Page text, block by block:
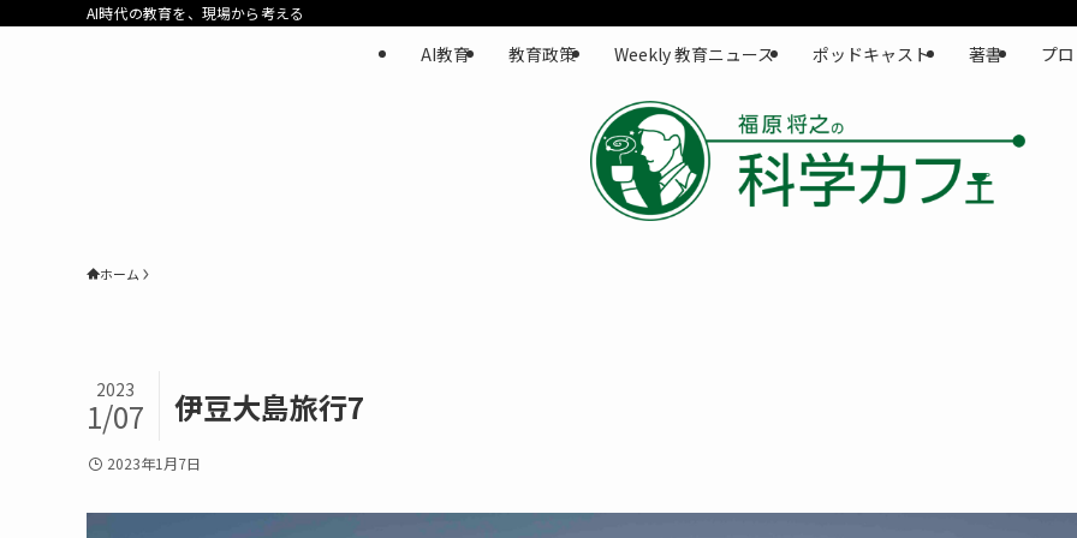
AI時代の教育を、現場から考える
AI教育 教育政策 Weekly 教育ニュース ポッドキャスト 著書 プ
ホーム
伊豆大島旅行7
2023
1/07
2023年1月7日